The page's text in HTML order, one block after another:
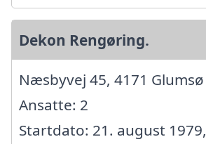
Dekon Rengøring.
Næsbyvej 45, 4171 Glumsø
Ansatte: 2
Startdato: 21. august 1979,